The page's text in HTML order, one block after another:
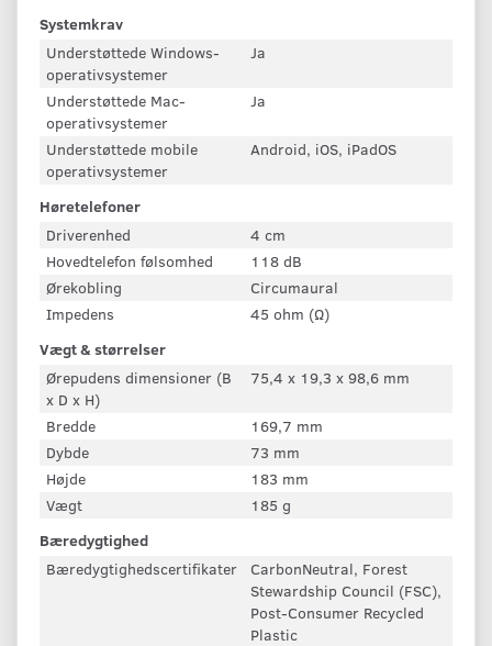
Systemkrav
Understøttede Windows-
operativsystemer
Ja
Understøttede Mac-
operativsystemer
Ja
Understøttede mobile
operativsystemer
Android, iOS, iPadOS
Høretelefoner
Driverenhed
4 cm
Hovedtelefon følsomhed
118 dB
Ørekobling
Circumaural
Impedens
45 ohm (Ω)
Vægt & størrelser
Ørepudens dimensioner (B
x D x H)
75,4 x 19,3 x 98,6 mm
Bredde
169,7 mm
Dybde
73 mm
Højde
183 mm
Vægt
185 g
Bæredygtighed
Bæredygtighedscertifikater
CarbonNeutral, Forest
Stewardship Council (FSC),
Post-Consumer Recycled
Plastic